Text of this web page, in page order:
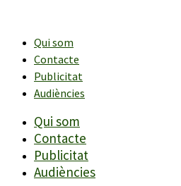
contingutQui som
Contacte
Publicitat
Audiències
Qui som
Contacte
Publicitat
Audiències